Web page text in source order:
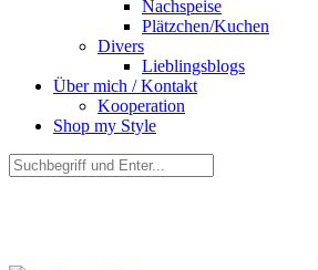
Nachspeise
Plätzchen/Kuchen
Divers
Lieblingsblogs
Über mich / Kontakt
Kooperation
Shop my Style